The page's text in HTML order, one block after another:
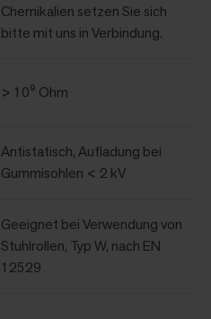
Chemikalien setzen Sie sich
bitte mit uns in Verbindung.
> 10⁹ Ohm
Antistatisch, Aufladung bei
Gummisohlen < 2 kV
Geeignet bei Verwendung von
Stuhlrollen, Typ W, nach EN
12529